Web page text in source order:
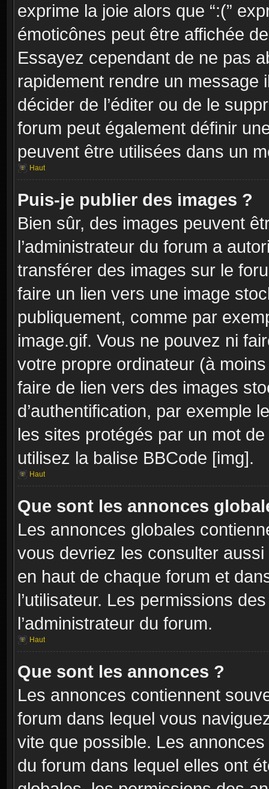
exprime la joie alors que “:(”
émoticônes peut être affichée
Essayez cependant de ne pas
rapidement rendre un message
décider de l’éditer ou de le
forum peut également définir
peuvent être utilisées dans un
Haut
Puis-je publier des images ?
Bien sûr, des images peuvent
l’administrateur du forum a
transférer des images sur le
faire un lien vers une image
publiquement, comme par
image.gif. Vous ne pouvez ni
votre propre ordinateur (à
faire de lien vers des images
d’authentification, par exemple
les sites protégés par un mot
utilisez la balise BBCode [img].
Haut
Que sont les annonces
Les annonces globales
vous devriez les consulter
en haut de chaque forum et
l’utilisateur. Les permissions
l’administrateur du forum.
Haut
Que sont les annonces ?
Les annonces contiennent
forum dans lequel vous
vite que possible. Les
du forum dans lequel elles ont